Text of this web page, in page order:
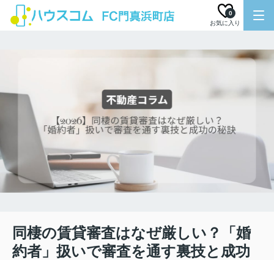
お気に入り
0
同棲の賃貸審査はなぜ厳しい？「婚
約者」扱いで審査を通す裏技と成功